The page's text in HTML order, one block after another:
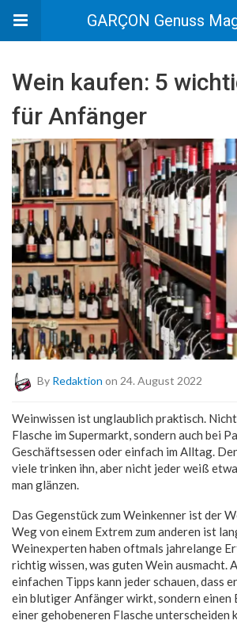
GARÇON Genuss
Wein kaufen: 5
für Anfänger
By Redaktion on 24. August 2022
Weinwissen ist unglaublich praktisch.
Flasche im Supermarkt, sondern auch bei
Geschäftsessen oder einfach im Alltag.
viele trinken ihn, aber nicht jeder weiß
man glänzen.
Das Gegenstück zum Weinkenner ist der
Weg von einem Extrem zum anderen ist
Weinexperten haben oftmals jahrelange
richtig wissen, was guten Wein ausmacht.
einfachen Tipps kann jeder schauen, dass
ein blutiger Anfänger wirkt, sondern einen
einer gehobeneren Flasche unterscheiden